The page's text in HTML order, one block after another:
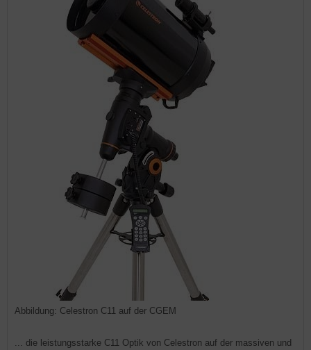
Abbildung: Celestron C11 auf der CGEM
... die leistungsstarke C11 Optik von Celestron auf der massiven und